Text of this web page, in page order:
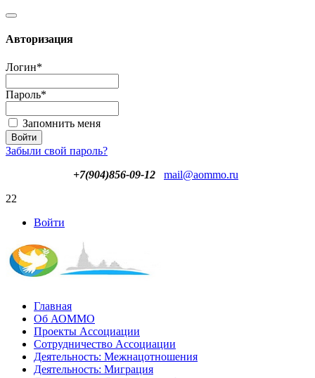
Авторизация
Логин*
Пароль*
Запомнить меня
Забыли свой пароль?
+7(904)856-09-12
mail@aommo.ru
22
Войти
Главная
Об АОММО
Проекты Ассоциации
Сотрудничество Ассоциации
Деятельность: Межнацотношения
Деятельность: Миграция